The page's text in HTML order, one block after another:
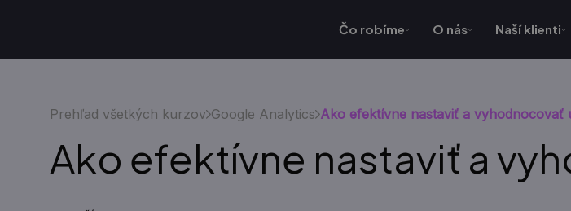
Čo robíme O nás Naší klienti
Prehľad všetkých kurzov Google Analytics Ako efektívne nastaviť a vyhodnocovať
Ako efektívne nastaviť a